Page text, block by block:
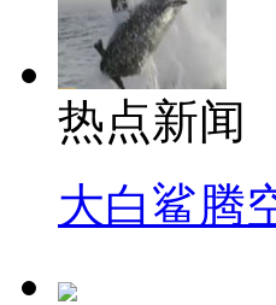
热点新闻
大白鲨腾